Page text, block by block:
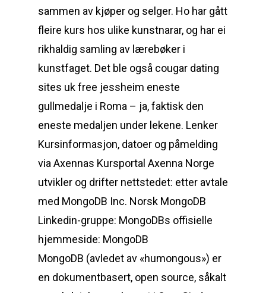
sammen av kjøper og selger. Ho har gått
fleire kurs hos ulike kunstnarar, og har ei
rikhaldig samling av lærebøker i
kunstfaget. Det ble også cougar dating
sites uk free jessheim eneste
gullmedalje i Roma – ja, faktisk den
eneste medaljen under lekene. Lenker
Kursinformasjon, datoer og påmelding
via Axennas Kursportal Axenna Norge
utvikler og drifter nettstedet: etter avtale
med MongoDB Inc. Norsk MongoDB
Linkedin-gruppe: MongoDBs offisielle
hjemmeside: MongoDB
MongoDB (avledet av «humongous») er
en dokumentbasert, open source, såkalt